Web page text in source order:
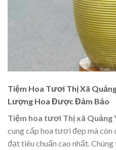
Tiệm Hoa Tươi Thị Xã
Lượng Hoa Được Đảm Bảo
Tiệm hoa tươi Thị xã Quảng
cung cấp hoa tươi đẹp mà
đạt tiêu chuẩn cao nhất.